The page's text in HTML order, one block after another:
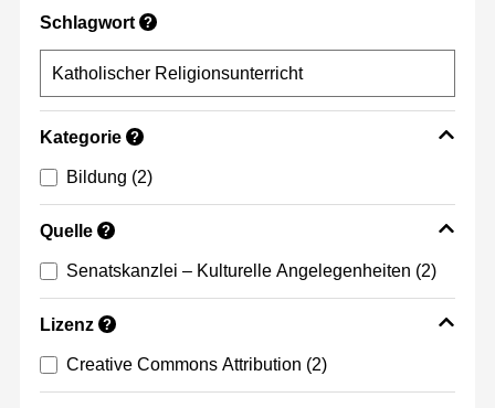
Schlagwort ?
Kategorie ?
Bildung (2)
Quelle ?
Senatskanzlei – Kulturelle Angelegenheiten (2)
Lizenz ?
Creative Commons Attribution (2)